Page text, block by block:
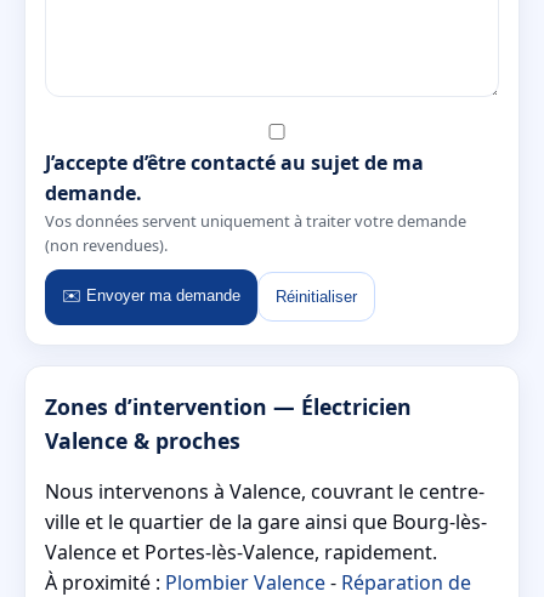
J’accepte d’être contacté au sujet de ma
demande.
Vos données servent uniquement à traiter votre demande
(non revendues).
✉️ Envoyer ma demande Réinitialiser
Zones d’intervention — Électricien
Valence & proches
Nous intervenons à Valence, couvrant le centre-
ville et le quartier de la gare ainsi que Bourg-lès-
Valence et Portes-lès-Valence, rapidement.
À proximité : Plombier Valence- Réparation de